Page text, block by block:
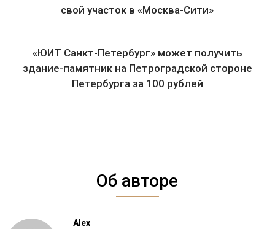
свой участок в «Москва-Сити»
«ЮИТ Санкт-Петербург» может получить
здание-памятник на Петроградской стороне
Петербурга за 100 рублей
Об авторе
Alex